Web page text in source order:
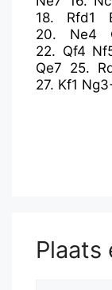
18. Rfd1
20. Ne4
22. Qf4
Qe7 25.
27. Kf1
Plaats